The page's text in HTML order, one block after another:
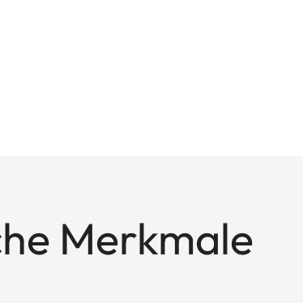
Merkmale